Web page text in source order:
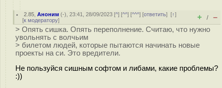
2.85 ,Аноним (-), 23:41, 28/09/2023 [^] [^^] [^^^] [ответить][↑]
[к модератору] + / –
> Опять сишка. Опять переполнение. Считаю, что нужно
увольнять с волчьим
> билетом людей, которые пытаются начинать новые
проекты на си. Это вредители.
Не пользуйся сишным софтом и либами, какие проблемы?
:))